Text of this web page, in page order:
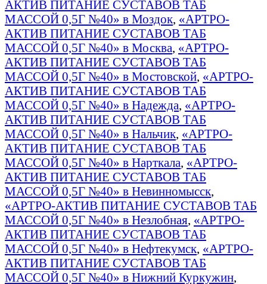
АКТИВ ПИТАНИЕ СУСТАВОВ ТАБ
МАССОЙ 0,5Г №40» в Моздок, «АРТРО-
АКТИВ ПИТАНИЕ СУСТАВОВ ТАБ
МАССОЙ 0,5Г №40» в Москва, «АРТРО-
АКТИВ ПИТАНИЕ СУСТАВОВ ТАБ
МАССОЙ 0,5Г №40» в Мостовской, «АРТРО-
АКТИВ ПИТАНИЕ СУСТАВОВ ТАБ
МАССОЙ 0,5Г №40» в Надежда, «АРТРО-
АКТИВ ПИТАНИЕ СУСТАВОВ ТАБ
МАССОЙ 0,5Г №40» в Нальчик, «АРТРО-
АКТИВ ПИТАНИЕ СУСТАВОВ ТАБ
МАССОЙ 0,5Г №40» в Нарткала, «АРТРО-
АКТИВ ПИТАНИЕ СУСТАВОВ ТАБ
МАССОЙ 0,5Г №40» в Невинномысск,
«АРТРО-АКТИВ ПИТАНИЕ СУСТАВОВ ТАБ
МАССОЙ 0,5Г №40» в Незлобная, «АРТРО-
АКТИВ ПИТАНИЕ СУСТАВОВ ТАБ
МАССОЙ 0,5Г №40» в Нефтекумск, «АРТРО-
АКТИВ ПИТАНИЕ СУСТАВОВ ТАБ
МАССОЙ 0,5Г №40» в Нижний Куркужин,